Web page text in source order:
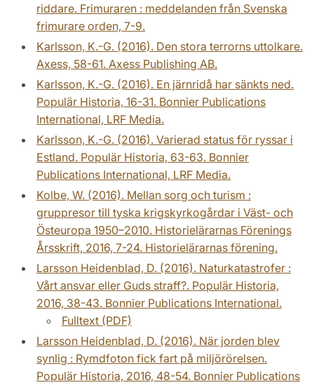
riddare. Frimuraren : meddelanden från Svenska
frimurare orden, 7-9.
Karlsson, K.-G. (2016). Den stora terrorns uttolkare.
Axess, 58-61. Axess Publishing AB.
Karlsson, K.-G. (2016). En järnridå har sänkts ned.
Populär Historia, 16-31. Bonnier Publications
International, LRF Media.
Karlsson, K.-G. (2016). Varierad status för ryssar i
Estland. Populär Historia, 63-63. Bonnier
Publications International, LRF Media.
Kolbe, W. (2016). Mellan sorg och turism :
gruppresor till tyska krigskyrkogårdar i Väst- och
Östeuropa 1950–2010. Historielärarnas Förenings
Årsskrift, 2016, 7-24. Historielärarnas förening.
Larsson Heidenblad, D. (2016). Naturkatastrofer :
Vårt ansvar eller Guds straff?. Populär Historia,
2016, 38-43. Bonnier Publications International.
Fulltext (PDF)
Larsson Heidenblad, D. (2016). När jorden blev
synlig : Rymdfoton fick fart på miljörörelsen.
Populär Historia, 2016, 48-54. Bonnier Publications